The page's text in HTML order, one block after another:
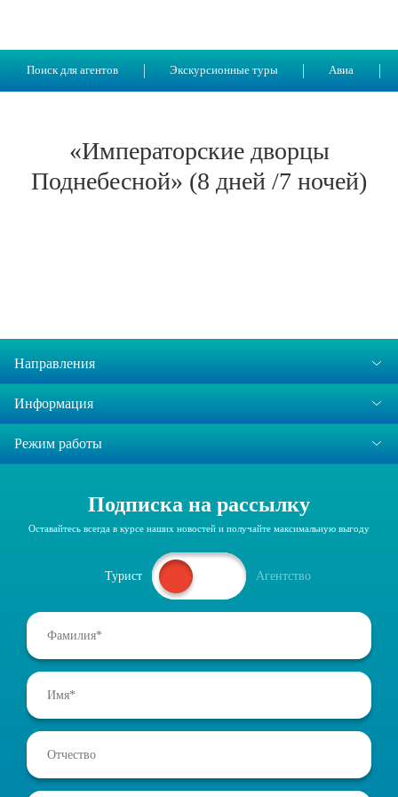
Поиск для агентов Экскурсионные туры Авиа
«Императорские дворцы
Поднебесной» (8 дней /7 ночей)
Направления
Информация
Режим работы
Подписка на рассылку
Оставайтесь всегда в курсе наших новостей и получайте максимальную выгоду
Турист Агентство